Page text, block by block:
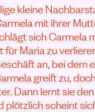
kleine
mit ihrer
sich Carmela
Maria zu
an, bei dem
greift zu,
Dann lernt sie
plötzlich scheint